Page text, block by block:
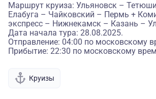
Маршрут круиза: Ульяновск –
Елабуга – Чайковский – Пермь +
экспресс – Нижнекамск – Казань –
Дата начала тура: 28.08.2025.
Отправление: 04:00 по московскому
Прибытие: 22:30 по московскому
Круизы